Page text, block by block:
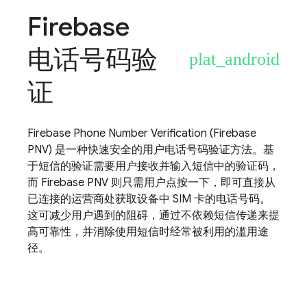
Firebase
电话号码验
证
plat_android
Firebase Phone Number Verification (Firebase
PNV) 是一种快速安全的用户电话号码验证方法。基
于短信的验证需要用户接收并输入短信中的验证码，
而 Firebase PNV 则只需用户点按一下，即可直接从
已连接的运营商处获取设备中 SIM 卡的电话号码。
这可减少用户遇到的阻碍，通过不依赖短信传递来提
高可靠性，并消除使用短信时经常被利用的滥用途
径。